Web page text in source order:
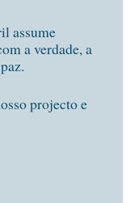
assume
a verdade, a
projecto e